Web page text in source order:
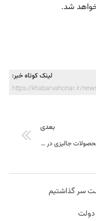
خواهد شد.
لینک کوتاه خبر:
https://khabarvahonar.ir/
بعدی
‍ آغاز برداشت محصولات جالیزی در طبس
سر گذاشتیم
دولت